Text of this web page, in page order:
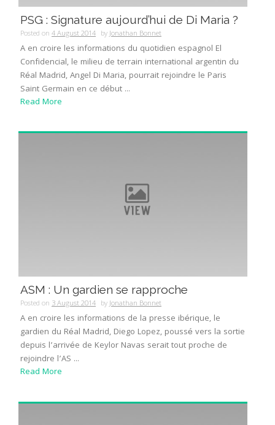
PSG : Signature aujourd’hui de Di Maria ?
Posted on 4 August 2014 byJonathan Bonnet
A en croire les informations du quotidien espagnol El
Confidencial, le milieu de terrain international argentin du
Réal Madrid, Angel Di Maria, pourrait rejoindre le Paris
Saint Germain en ce début ...
Read More
ASM : Un gardien se rapproche
Posted on 3 August 2014 byJonathan Bonnet
A en croire les informations de la presse ibérique, le
gardien du Réal Madrid, Diego Lopez, poussé vers la sortie
depuis l’arrivée de Keylor Navas serait tout proche de
rejoindre l’AS ...
Read More